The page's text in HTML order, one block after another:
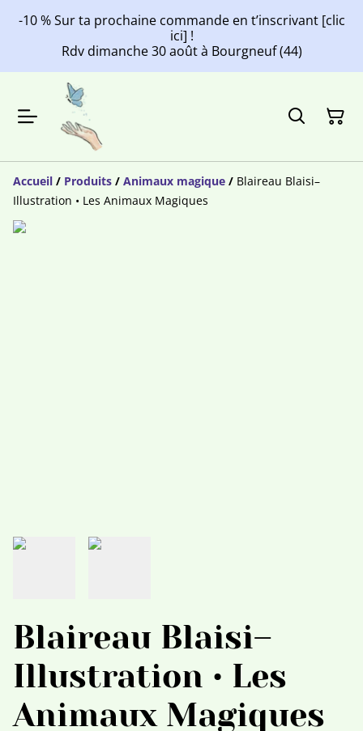
-10 % Sur ta prochaine commande en t’inscrivant [clic
ici] !
Rdv dimanche 30 août à Bourgneuf (44)
Accueil / Produits / Animaux magique / Blaireau Blaisi–
Illustration • Les Animaux Magiques
Blaireau Blaisi–
Illustration • Les
Animaux Magiques